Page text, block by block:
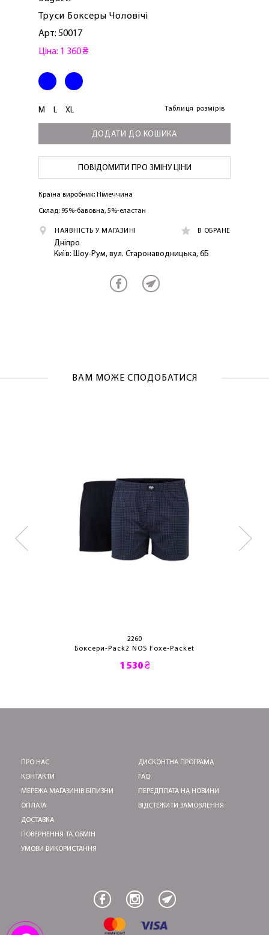
Труси Боксеры Чоловічі
Арт: 50017
Ціна: 1 360 ₴
M L XL Таблиця розмірів
ДОДАТИ ДО КОШИКА
ПОВІДОМИТИ ПРО ЗМІНУ ЦІНИ
Країна виробник: Німеччина
Склад: 95%-бавовна, 5%-еластан
НАЯВНІСТЬ У МАГАЗИНІ В ОБРАНЕ
Дніпро
Київ: Шоу-Рум, вул. Старонаводницька, 6Б
ВАМ МОЖЕ СПОДОБАТИСЯ
2260
Боксери-Pack2 NOS Foxe-Packet
1 530 ₴
ПРО НАС
КОНТАКТИ
МЕРЕЖА МАГАЗИНІВ БІЛИЗНИ
ОПЛАТА
ДОСТАВКА
ПОВЕРНЕННЯ ТА ОБМІН
УМОВИ ВИКОРИСТАННЯ
ДИСКОНТНА ПРОГРАМА
FAQ
ПЕРЕДПЛАТА НА НОВИНИ
ВІДСТЕЖИТИ ЗАМОВЛЕННЯ
ЛАСКАВО ПРОСИМО ДО
NOSOVSKI.COM! ПРИЙМІТЬ ВІД НАС
ПЕРШЕ ПОКУПКУ
ОТРИМАТИ!